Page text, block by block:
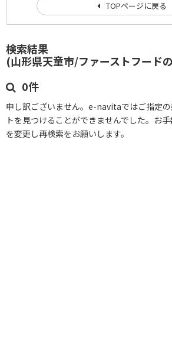
検索結果
(山形県天童市/ファーストフード
0件
申し訳ございません。e-navitaではご指定
トを見つけることができませんでした。お手
を変更し再検索をお願いします。
TOPページに戻る